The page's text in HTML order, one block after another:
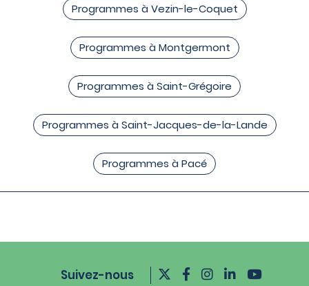
Programmes à Vezin-le-Coquet
Programmes à Montgermont
Programmes à Saint-Grégoire
Programmes à Saint-Jacques-de-la-Lande
Programmes à Pacé
Suivez-nous